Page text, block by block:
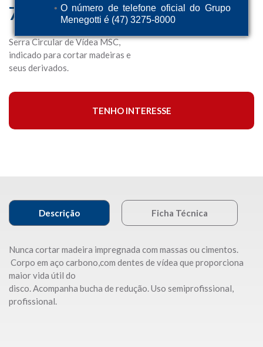
O número de telefone oficial do Grupo
Menegotti é (47) 3275-8000
7.1/4″ x 24D
Serra Circular de Vídea MSC,
indicado para cortar madeiras e
seus derivados.
TENHO INTERESSE
Descrição Ficha Técnica
Nunca cortar madeira impregnada com massas ou cimentos.
Corpo em aço carbono,com dentes de vídea que proporciona
maior vida útil do
disco. Acompanha bucha de redução. Uso semiprofissional,
profissional.